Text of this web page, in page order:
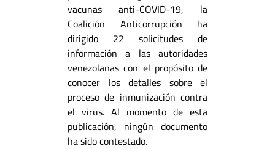
vacunas anti-COVID-19, la
Coalición Anticorrupción ha
dirigido 22 solicitudes de
información a las autoridades
venezolanas con el propósito de
conocer los detalles sobre el
proceso de inmunización contra
el virus. Al momento de esta
publicación, ningún documento
ha sido contestado.